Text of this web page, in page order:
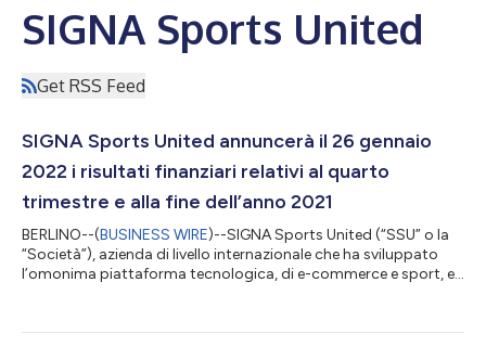
SIGNA Sports United
Get RSS Feed
SIGNA Sports United annuncerà il 26 gennaio
2022 i risultati finanziari relativi al quarto
trimestre e alla fine dell’anno 2021
BERLINO--(BUSINESS WIRE)--SIGNA Sports United (“SSU” o la
“Società”), azienda di livello internazionale che ha sviluppato
l’omonima piattaforma tecnologica, di e-commerce e sport, e
comunicati prima dell’apertura dei mercati mercoledì 26